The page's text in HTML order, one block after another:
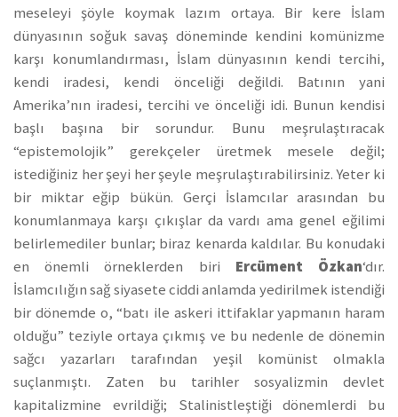
meseleyi şöyle koymak lazım ortaya. Bir kere İslam
dünyasının soğuk savaş döneminde kendini komünizme
karşı konumlandırması, İslam dünyasının kendi tercihi,
kendi iradesi, kendi önceliği değildi. Batının yani
Amerika’nın iradesi, tercihi ve önceliği idi. Bunun kendisi
başlı başına bir sorundur. Bunu meşrulaştıracak
“epistemolojik” gerekçeler üretmek mesele değil;
istediğiniz her şeyi her şeyle meşrulaştırabilirsiniz. Yeter ki
bir miktar eğip bükün. Gerçi İslamcılar arasından bu
konumlanmaya karşı çıkışlar da vardı ama genel eğilimi
belirlemediler bunlar; biraz kenarda kaldılar. Bu konudaki
en önemli örneklerden biri Ercüment Özkan‘dır.
İslamcılığın sağ siyasete ciddi anlamda yedirilmek istendiği
bir dönemde o, “batı ile askeri ittifaklar yapmanın haram
olduğu” teziyle ortaya çıkmış ve bu nedenle de dönemin
sağcı yazarları tarafından yeşil komünist olmakla
suçlanmıştı. Zaten bu tarihler sosyalizmin devlet
kapitalizmine evrildiği; Stalinistleştiği dönemlerdi bu